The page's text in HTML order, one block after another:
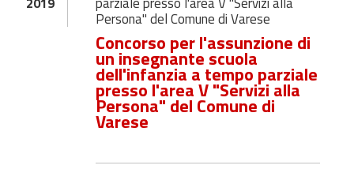
Persona" del Comune di Varese
Concorso per l'assunzione di
un insegnante scuola
dell'infanzia a tempo parziale
presso l'area V "Servizi alla
Persona" del Comune di
Varese